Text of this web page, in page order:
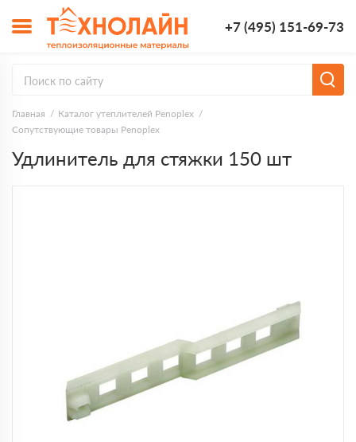
+7 (495) 151-69-73
Главная
Каталог утеплителей Penoplex
Сопутствующие товары Penoplex
Удлинитель для стяжки 150 шт